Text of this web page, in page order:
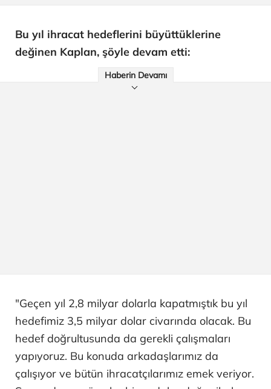
Bu yıl ihracat hedeflerini büyüttüklerine
değinen Kaplan, şöyle devam etti:
Haberin Devamı
"Geçen yıl 2,8 milyar dolarla kapatmıştık bu yıl
hedefimiz 3,5 milyar dolar civarında olacak. Bu
hedef doğrultusunda da gerekli çalışmaları
yapıyoruz. Bu konuda arkadaşlarımız da
çalışıyor ve bütün ihracatçılarımız emek veriyor.